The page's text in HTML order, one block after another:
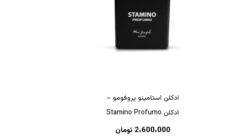
هیچ محصولی در سبد خرید نیست.
ادکلن استامینو پروفومو –
ادکلن Stamino Profumo
2،600،000 تومان